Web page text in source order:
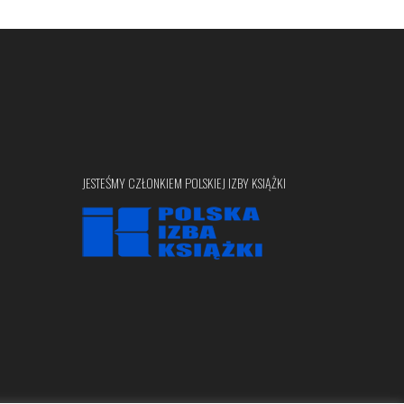
JESTEŚMY CZŁONKIEM POLSKIEJ IZBY KSIĄŻKI